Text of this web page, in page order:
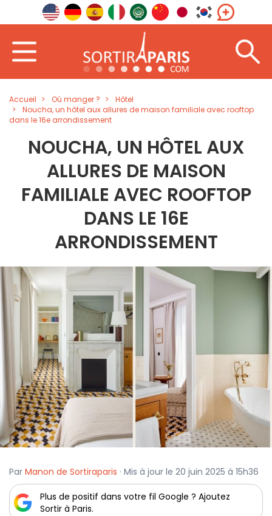
Accueil Où manger ?
Hôtel
Noucha, un hôtel aux allures de maison familiale avec rooftop
dans le 16e arrondissement
NOUCHA, UN HÔTEL AUX
ALLURES DE MAISON
FAMILIALE AVEC ROOFTOP
DANS LE 16E
ARRONDISSEMENT
Par Manon de Sortiraparis · Mis à jour le 20 juin 2025 à 15h36
Plus de positif dans votre fil Google ? Ajoutez
Sortir à Paris.